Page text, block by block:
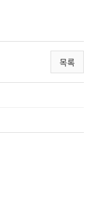
목록